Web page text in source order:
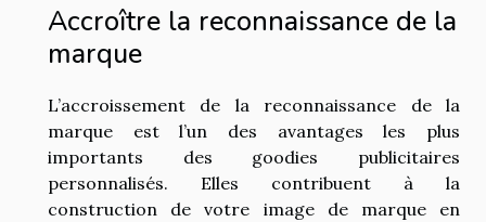
Accroître la reconnaissance de la
marque
L’accroissement de la reconnaissance de la
marque est l’un des avantages les plus
importants des goodies publicitaires
personnalisés. Elles contribuent à la
construction de votre image de marque en